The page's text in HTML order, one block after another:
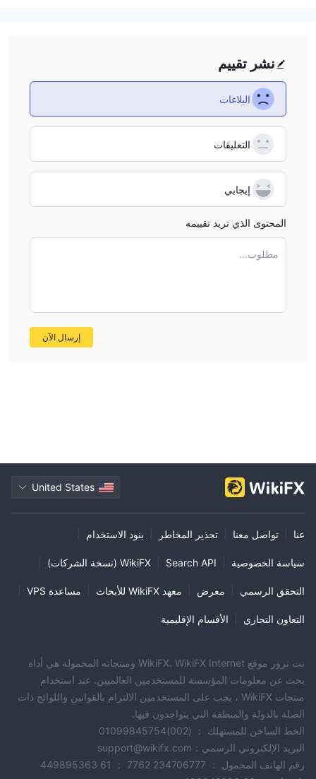
نشر تقييم
البلاغات
التعليقات
إيجابي
المحتوى الذي تريد تقييمه
مطلوب...
إرسال الآن
United States
عنا تواصل معنا تحذير المخاطر بنود الاستخدام
سياسة الخصوصية Search API WikiFX (نسخة الشركات)
التحقق الرسمي معرض معهد WikiFX للأبحاث مساعدة VPS
التعاون التجاري الأقسام الإقليمية
نت تزور موقع WikiFX. WikiFX Internet ومنتجاته المحمولة هي أداة
بحث عن معلومات المؤسسة للمستخدمين العالميين. عند استخدام
منتجات WikiFX ، يجب على المستخدمين الالتزام بالقوانين واللوائح ذات
الصلة بالدولة والمنطقة التي يتواجدون فيها.
الخط الساخن للمستهلك ： (002)01099845754
البريد الإلكتروني الرسمي：support@wikifx.com
رقم الهاتف المحمول ： 234706777 7762 ； 61 449895363